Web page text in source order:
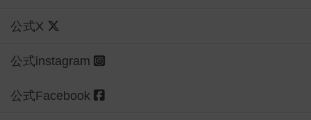
公式X
公式instagram
公式Facebook